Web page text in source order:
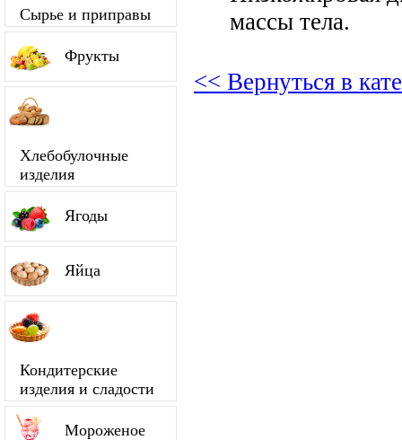
Сырье и приправы
Фрукты
Хлебобулочные
изделия
Ягоды
Яйца
Кондитерские
изделия и сладости
Мороженое
массы тела.
<< Вернуться в